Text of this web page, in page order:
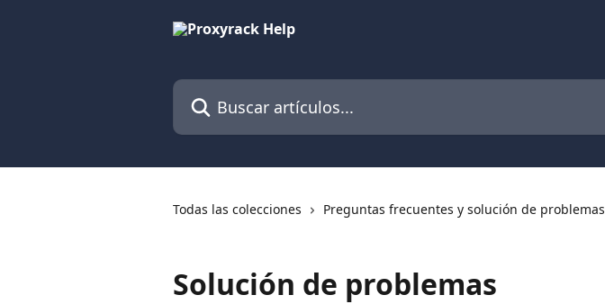
Buscar artículos...
Todas las colecciones Preguntas frecuentes y solución de problemas
Solución de problemas